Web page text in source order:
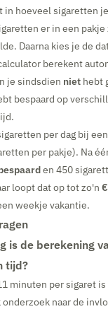
in hoeveel sigaretten
er in een
Daarna kies je de
berekent
je sindsdien niet hebt
bespaard op
per dag bij
per pakje). Na
en 450
loopt dat op tot zo'n
weekje vakantie.
is de berekening
tijd?
minuten per sigaret
naar de